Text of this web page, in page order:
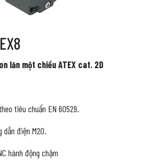
lăn một chiều ATEX cat. 2D
tiêu chuẩn EN 60529.
dẫn điện M20.
hành động chậm